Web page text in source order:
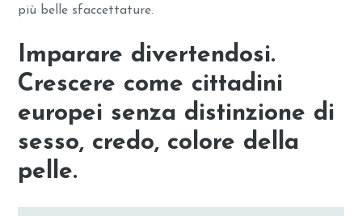
più belle sfaccettature.
Imparare divertendosi.
Crescere come cittadini
europei senza distinzione di
sesso, credo, colore della
pelle.